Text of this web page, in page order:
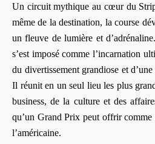
Un circuit mythique au cœur du
même de la destination, la course
un fleuve de lumière et
s’est imposé comme l’incarnation
du divertissement grandiose et
Il réunit en un seul lieu les plus
business, de la culture et des
qu’un Grand Prix peut offrir comme
l’américaine.